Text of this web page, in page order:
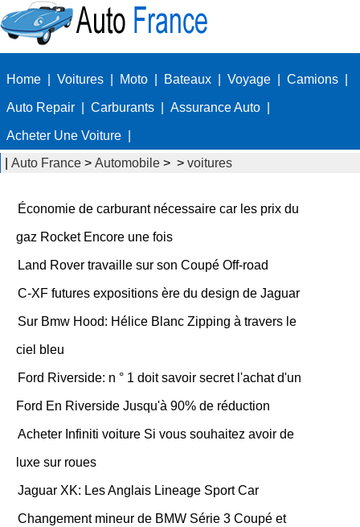
Home Voitures Moto Bateaux Voyage Camions
Auto Repair Carburants Assurance Auto
Acheter Une Voiture
Auto France > Automobile > > voitures
Économie de carburant nécessaire car les prix du
gaz Rocket Encore une fois
Land Rover travaille sur son Coupé Off-road
C-XF futures expositions ère du design de Jaguar
Sur Bmw Hood: Hélice Blanc Zipping à travers le
ciel bleu
Ford Riverside: n ° 1 doit savoir secret l'achat d'un
Ford En Riverside Jusqu'à 90% de réduction
Acheter Infiniti voiture Si vous souhaitez avoir de
luxe sur roues
Jaguar XK: Les Anglais Lineage Sport Car
Changement mineur de BMW Série 3 Coupé et